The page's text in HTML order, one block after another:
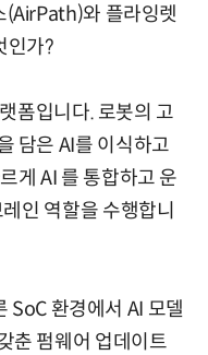
(AirPath)와 플라잉렛
인가?
폼입니다. 로봇의 고
담은 AI를 이식하고
게 AI 를 통합하고 운
인 역할을 수행합니
SoC 환경에서 AI 모델
춘 펌웨어 업데이트